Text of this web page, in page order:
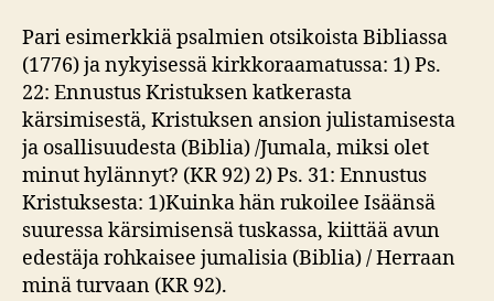
Pari esimerkkiä psalmien otsikoista Bibliassa
(1776) ja nykyisessä kirkkoraamatussa: 1) Ps.
22: Ennustus Kristuksen katkerasta
kärsimisestä, Kristuksen ansion julistamisesta
ja osallisuudesta (Biblia) /Jumala, miksi olet
minut hylännyt? (KR 92) 2) Ps. 31: Ennustus
Kristuksesta: 1)Kuinka hän rukoilee Isäänsä
suuressa kärsimisensä tuskassa, kiittää avun
edestäja rohkaisee jumalisia (Biblia) / Herraan
minä turvaan (KR 92).